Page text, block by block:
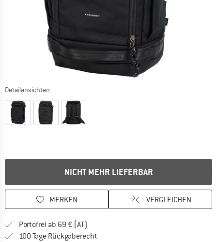
Detailansichten
NICHT MEHR LIEFERBAR
MERKEN VERGLEICHEN
Portofrei ab 69 € (AT)
100 Tage Rückgaberecht